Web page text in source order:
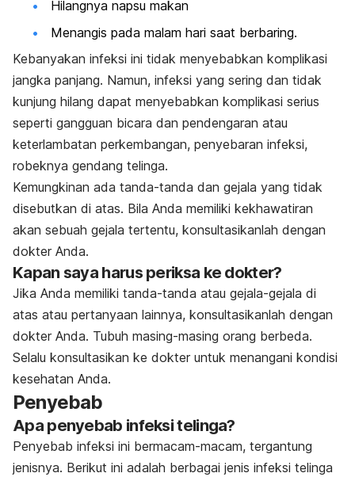
Hilangnya napsu makan
Menangis pada malam hari saat berbaring.
Kebanyakan infeksi ini tidak menyebabkan komplikasi
jangka panjang. Namun, infeksi yang sering dan tidak
kunjung hilang dapat menyebabkan komplikasi serius
seperti gangguan bicara dan pendengaran atau
keterlambatan perkembangan, penyebaran infeksi,
robeknya gendang telinga.
Kemungkinan ada tanda-tanda dan gejala yang tidak
disebutkan di atas. Bila Anda memiliki kekhawatiran
akan sebuah gejala tertentu, konsultasikanlah dengan
dokter Anda.
Kapan saya harus periksa ke dokter?
Jika Anda memiliki tanda-tanda atau gejala-gejala di
atas atau pertanyaan lainnya, konsultasikanlah dengan
dokter Anda. Tubuh masing-masing orang berbeda.
Selalu konsultasikan ke dokter untuk menangani kondisi
kesehatan Anda.
Penyebab
Apa penyebab infeksi telinga?
Penyebab infeksi ini bermacam-macam, tergantung
jenisnya. Berikut ini adalah berbagai jenis infeksi telinga